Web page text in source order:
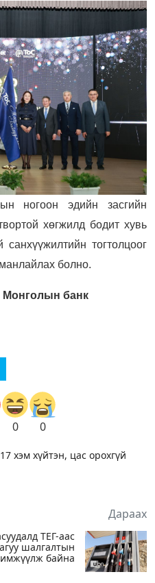
ногоон эдийн засгийн
хөгжилд бодит хувь
санхүүжилтийн тогтолцоог
болно.
банк
0 0
хэм хүйтэн, цас орохгүй
Дараах
ТЕГ-аас
шалгалтын
байна